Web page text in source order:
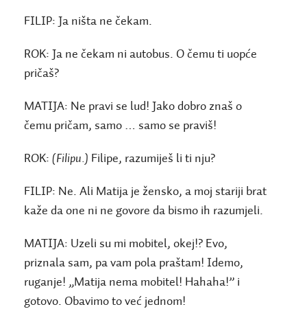
FILIP: Ja ništa ne čekam.
ROK: Ja ne čekam ni autobus. O čemu ti uopće
pričaš?
MATIJA: Ne pravi se lud! Jako dobro znaš o
čemu pričam, samo … samo se praviš!
ROK: (Filipu.) Filipe, razumiješ li ti nju?
FILIP: Ne. Ali Matija je žensko, a moj stariji brat
kaže da one ni ne govore da bismo ih razumjeli.
MATIJA: Uzeli su mi mobitel, okej!? Evo,
priznala sam, pa vam pola praštam! Idemo,
ruganje! „Matija nema mobitel! Hahaha!” i
gotovo. Obavimo to već jednom!